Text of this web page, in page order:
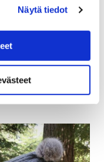
Näytä tiedot
ohjataan…